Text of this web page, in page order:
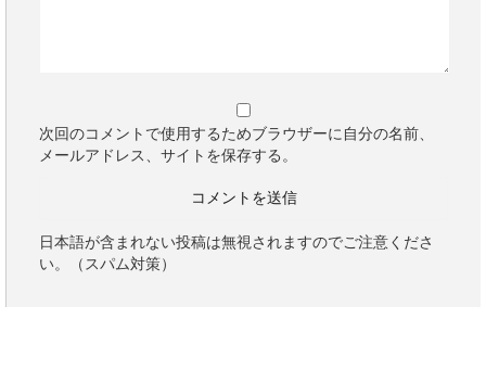
次回のコメントで使用するためブラウザーに自分の名前、
メールアドレス、サイトを保存する。
日本語が含まれない投稿は無視されますのでご注意くださ
い。（スパム対策）